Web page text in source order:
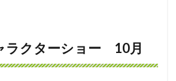
クターショー 10月